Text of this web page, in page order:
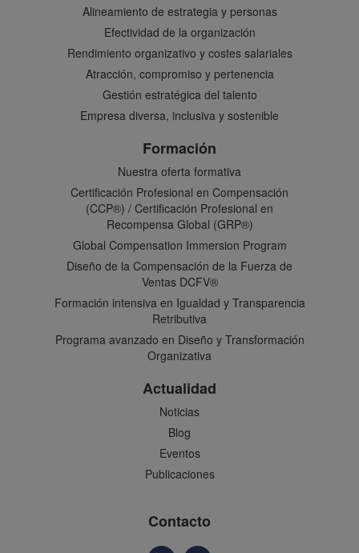
Alineamiento de estrategia y personas
Efectividad de la organización
Rendimiento organizativo y costes salariales
Atracción, compromiso y pertenencia
Gestión estratégica del talento
Empresa diversa, inclusiva y sostenible
Formación
Nuestra oferta formativa
Certificación Profesional en Compensación
(CCP®) / Certificación Profesional en
Recompensa Global (GRP®)
Global Compensation Immersion Program
Diseño de la Compensación de la Fuerza de
Ventas DCFV®
Formación intensiva en Igualdad y Transparencia
Retributiva
Programa avanzado en Diseño y Transformación
Organizativa
Actualidad
Noticias
Blog
Eventos
Publicaciones
Contacto